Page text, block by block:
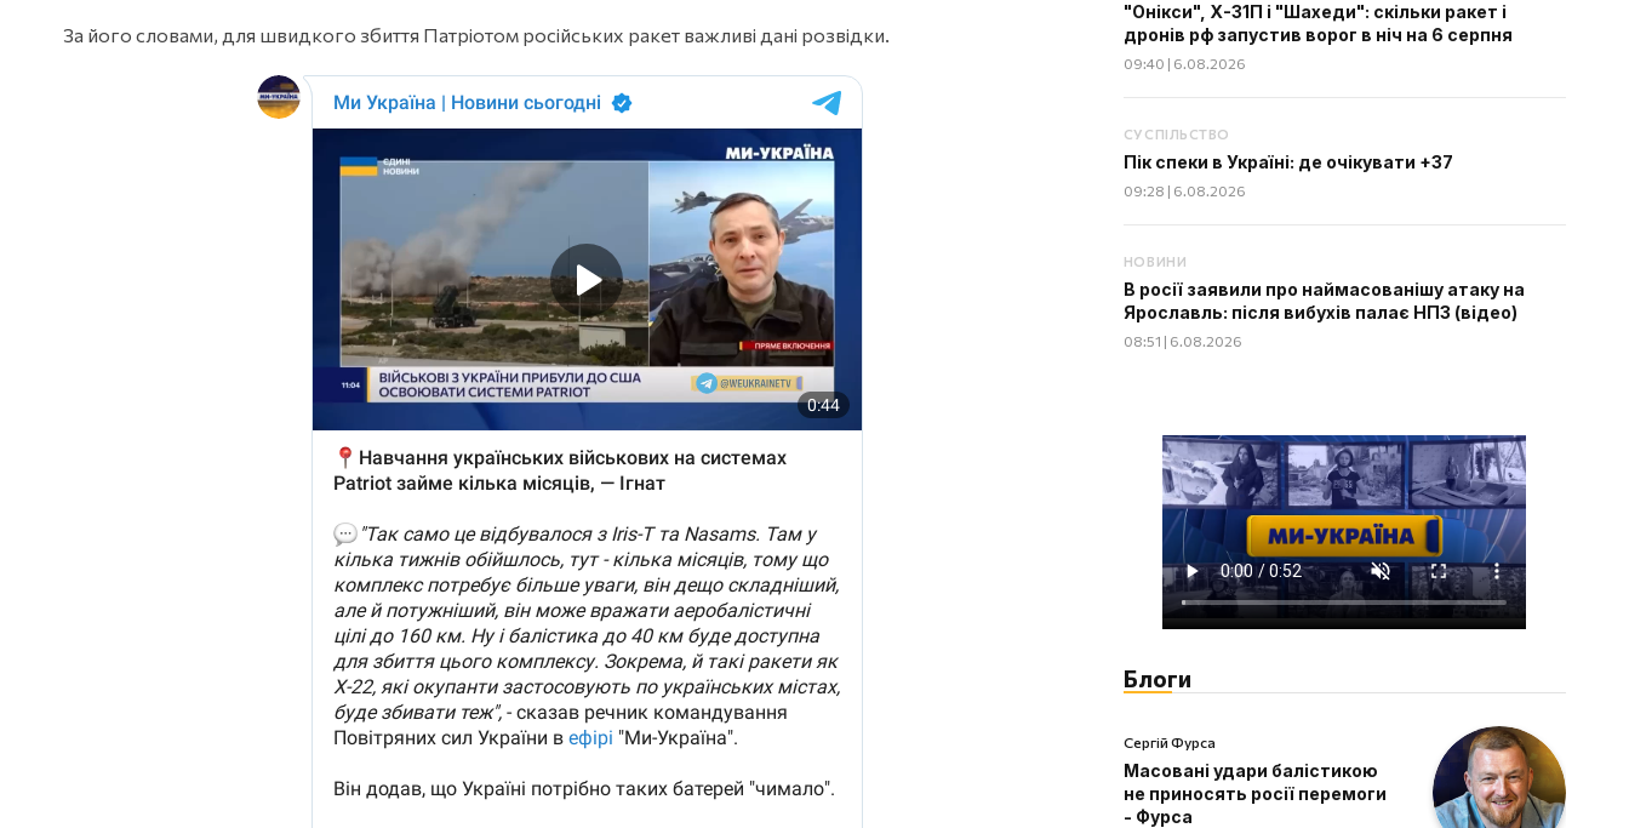
За його словами, для швидкого збиття Патріотом російських ракет важливі дані розвідки.
"Онікси", Х-31П і "Шахеди": скільки ракет і
дронів рф запустив ворог в ніч на 6 серпня
09:40 | 6.08.2026
СУСПІЛЬСТВО
Пік спеки в Україні: де очікувати +37
09:28 | 6.08.2026
НОВИНИ
В росії заявили про наймасованішу атаку на
Ярославль: після вибухів палає НПЗ (відео)
08:51 | 6.08.2026
Блоги
Сергій Фурса
Масовані удари балістикою
не приносять росії перемоги
- Фурса